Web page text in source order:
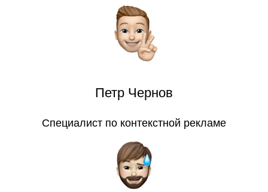
Петр Чернов
Специалист по контекстной рекламе